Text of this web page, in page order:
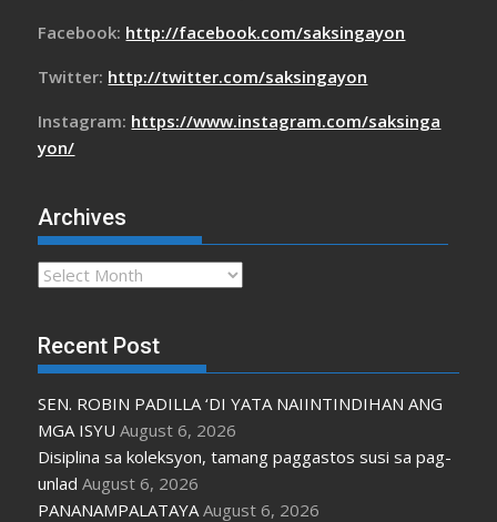
Facebook: http://facebook.com/saksingayon
Twitter: http://twitter.com/saksingayon
Instagram: https://www.instagram.com/saksinga
yon/
Archives
Archives
Recent Post
SEN. ROBIN PADILLA ‘DI YATA NAIINTINDIHAN ANG
MGA ISYU August 6, 2026
Disiplina sa koleksyon, tamang paggastos susi sa pag-
unlad August 6, 2026
PANANAMPALATAYA August 6, 2026